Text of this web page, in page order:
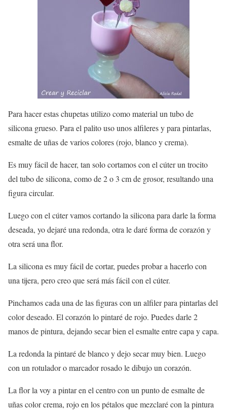
Para hacer estas chupetas utilizo como material un tubo de
silicona grueso. Para el palito uso unos alfileres y para pintarlas,
esmalte de uñas de varios colores (rojo, blanco y crema).
Es muy fácil de hacer, tan solo cortamos con el cúter un trocito
del tubo de silicona, como de 2 o 3 cm de grosor, resultando una
figura circular.
Luego con el cúter vamos cortando la silicona para darle la forma
deseada, yo dejaré una redonda, otra le daré forma de corazón y
otra será una flor.
La silicona es muy fácil de cortar, puedes probar a hacerlo con
una tijera, pero creo que será más fácil con el cúter.
Pinchamos cada una de las figuras con un alfiler para pintarlas del
color deseado. El corazón lo pintaré de rojo. Puedes darle 2
manos de pintura, dejando secar bien el esmalte entre capa y capa.
La redonda la pintaré de blanco y dejo secar muy bien. Luego
con un rotulador o marcador rosado le dibujo un corazón.
La flor la voy a pintar en el centro con un punto de esmalte de
uñas color crema, rojo en los pétalos que mezclaré con la pintura